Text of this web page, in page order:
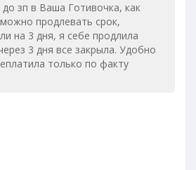
зп в Ваша Готивочка, как
продлевать срок,
на 3 дня, я себе продлила
3 дня все закрыла. Удобно
только по факту